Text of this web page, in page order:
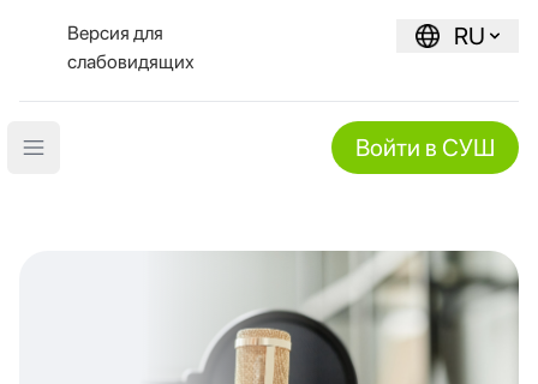
Версия для
слабовидящих
RU
Open main menu Войти в СУШ